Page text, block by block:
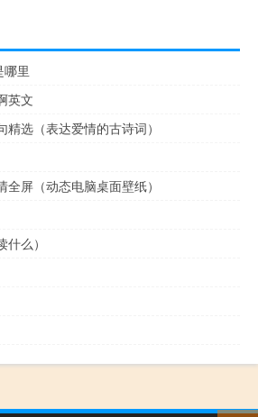
哪里
英文
选（表达爱情的古诗词）
屏（动态电脑桌面壁纸）
么）